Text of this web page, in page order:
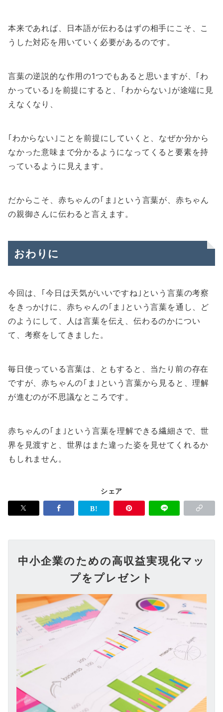
本来であれば、日本語が伝わるはずの相手にこそ、こ
うした対応を用いていく必要があるのです。
言葉の逆説的な作用の1つでもあると思いますが、｢わ
かっている｣を前提にすると、｢わからない｣が途端に見
えなくなり、
｢わからない｣ことを前提にしていくと、なぜか分から
なかった意味まで分かるようになってくると要素を持
っているように見えます。
だからこそ、赤ちゃんの｢ま｣という言葉が、赤ちゃん
の親御さんに伝わると言えます。
おわりに
今回は、｢今日は天気がいいですね｣という言葉の考察
をきっかけに、赤ちゃんの｢ま｣という言葉を通し、ど
のようにして、人は言葉を伝え、伝わるのかについ
て、考察をしてきました。
毎日使っている言葉は、ともすると、当たり前の存在
ですが、赤ちゃんの｢ま｣という言葉から見ると、理解
が進むのが不思議なところです。
赤ちゃんの｢ま｣という言葉を理解できる繊細さで、世
界を見渡すと、世界はまた違った姿を見せてくれるか
もしれません。
シェア
中小企業のための高収益実現化マッ
プをプレゼント